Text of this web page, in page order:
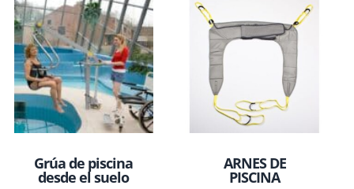
Grúa de piscina
desde el suelo
ARNES DE
PISCINA